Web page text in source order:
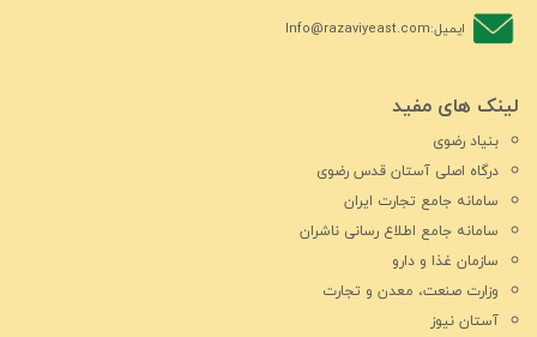
ایمیل:Info@razaviyeast.com
لینک های مفید
بنیاد رضوی
درگاه اصلی آستان قدس رضوی
سامانه جامع تجارت ایران
سامانه جامع اطلاع رسانی ناشران
سازمان غذا و دارو
وزارت صنعت، معدن و تجارت
آستان نیوز